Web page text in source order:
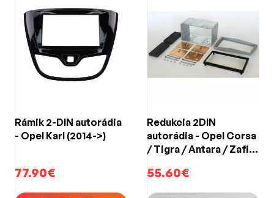
Rámik 2-DIN autorádia
- Opel Karl (2014->)
77.90€
Redukcia 2DIN
autorádia - Opel Corsa
/ Tigra / Antara / Zafira
55.60€